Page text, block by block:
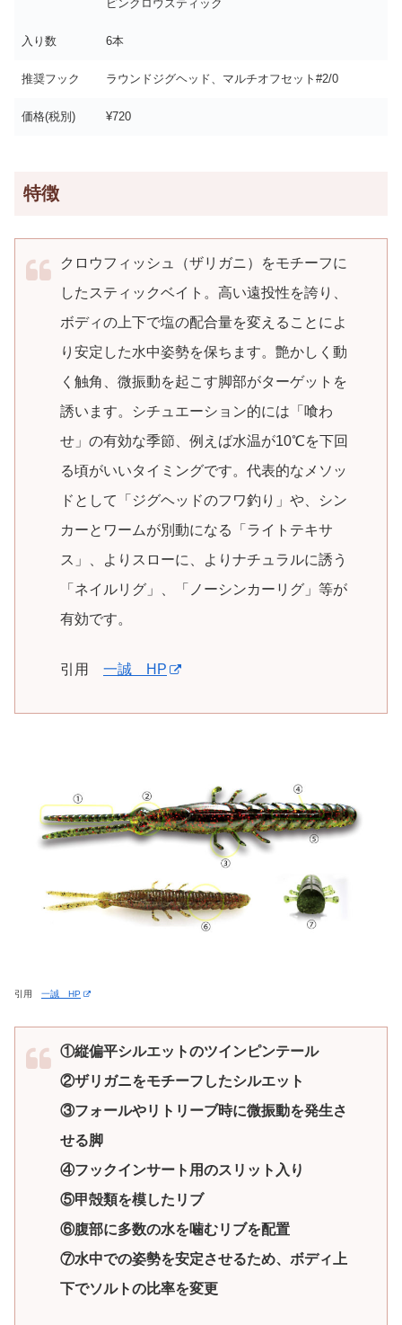
ピンクロウスティック
入り数 6本
推奨フック ラウンドジグヘッド、マルチオフセット#2/0
価格(税別) ¥720
特徴
クロウフィッシュ（ザリガニ）をモチーフに
したスティックベイト。高い遠投性を誇り、
ボディの上下で塩の配合量を変えることによ
り安定した水中姿勢を保ちます。艶かしく動
く触角、微振動を起こす脚部がターゲットを
誘います。シチュエーション的には「喰わ
せ」の有効な季節、例えば水温が10℃を下回
る頃がいいタイミングです。代表的なメソッ
ドとして「ジグヘッドのフワ釣り」や、シン
カーとワームが別動になる「ライトテキサ
ス」、よりスローに、よりナチュラルに誘う
「ネイルリグ」、「ノーシンカーリグ」等が
有効です。
引用 一誠 HP
引用 一誠 HP
①縦偏平シルエットのツインピンテール
②ザリガニをモチーフしたシルエット
③フォールやリトリーブ時に微振動を発生さ
せる脚
④フックインサート用のスリット入り
⑤甲殻類を模したリブ
⑥腹部に多数の水を噛むリブを配置
⑦水中での姿勢を安定させるため、ボディ上
下でソルトの比率を変更